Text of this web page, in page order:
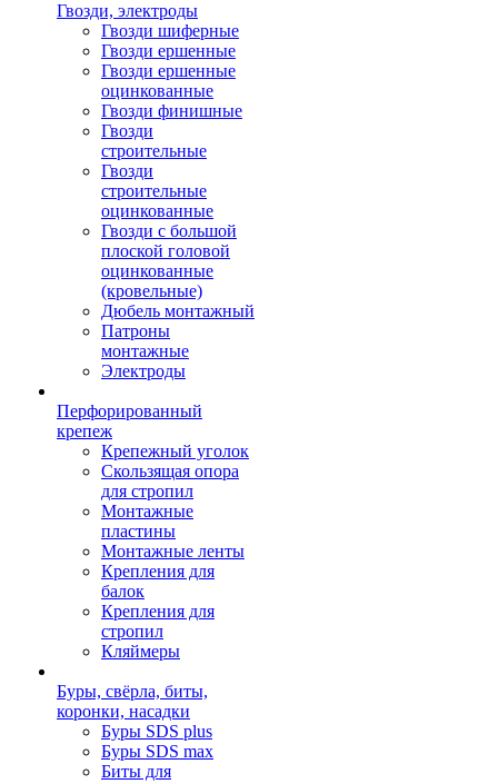
Гвозди, электроды
Гвозди шиферные
Гвозди ершенные
Гвозди ершенные
оцинкованные
Гвозди финишные
Гвозди
строительные
Гвозди
строительные
оцинкованные
Гвозди с большой
плоской головой
оцинкованные
(кровельные)
Дюбель монтажный
Патроны
монтажные
Электроды
Перфорированный
крепеж
Крепежный уголок
Скользящая опора
для стропил
Монтажные
пластины
Монтажные ленты
Крепления для
балок
Крепления для
стропил
Кляймеры
Буры, свёрла, биты,
коронки, насадки
Буры SDS plus
Буры SDS max
Биты для